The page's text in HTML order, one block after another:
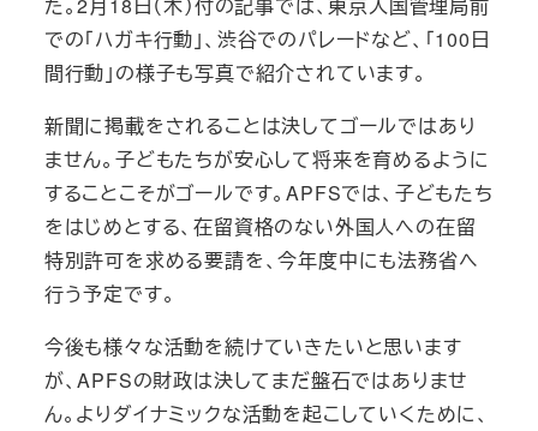
での「ハガキ行動」、渋谷でのパレードなど、「100日
間行動」の様子も写真で紹介されています。
新聞に掲載をされることは決してゴールではあり
ません。子どもたちが安心して将来を育めるように
することこそがゴールです。APFSでは、子どもたち
をはじめとする、在留資格のない外国人への在留
特別許可を求める要請を、今年度中にも法務省へ
行う予定です。
今後も様々な活動を続けていきたいと思います
が、APFSの財政は決してまだ盤石ではありませ
ん。よりダイナミックな活動を起こしていくために、